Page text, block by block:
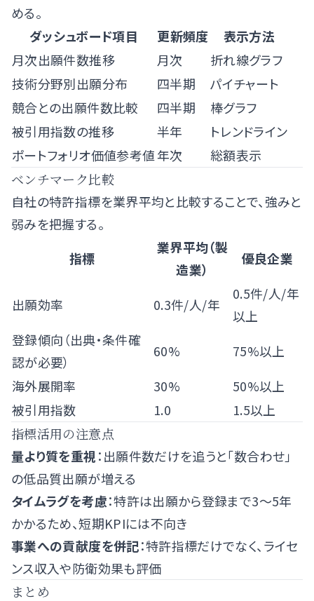
める。
ダッシュボード項目
更新頻度
表示方法
月次出願件数推移
月次
折れ線グラフ
技術分野別出願分布
四半期
パイチャート
競合との出願件数比較
四半期
棒グラフ
被引用指数の推移
半年
トレンドライン
ポートフォリオ価値参考値年次
総額表示
ベンチマーク比較
自社の特許指標を業界平均と比較することで、強みと
弱みを把握する。
指標
業界平均（製
造業）
優良企業
出願効率 0.3件/人/年
0.5件/人/年
以上
登録傾向（出典・条件確
認が必要）
60%
75%以上
海外展開率
30%
50%以上
被引用指数
1.0
1.5以上
指標活用の注意点
量より質を重視：出願件数だけを追うと「数合わせ」
の低品質出願が増える
タイムラグを考慮：特許は出願から登録まで3〜5年
かかるため、短期KPIには不向き
事業への貢献度を併記：特許指標だけでなく、ライセ
ンス収入や防衛効果も評価
まとめ